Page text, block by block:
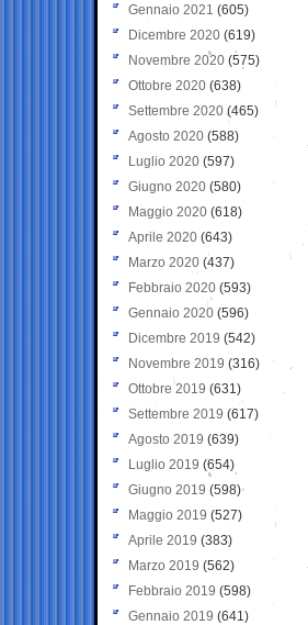
Gennaio 2021 (605)
Dicembre 2020 (619)
Novembre 2020 (575)
Ottobre 2020 (638)
Settembre 2020(465)
Agosto 2020 (588)
Luglio 2020 (597)
Giugno 2020 (580)
Maggio 2020 (618)
Aprile 2020 (643)
Marzo 2020 (437)
Febbraio 2020 (593)
Gennaio 2020 (596)
Dicembre 2019 (542)
Novembre 2019 (316)
Ottobre 2019 (631)
Settembre 2019 (617)
Agosto 2019 (639)
Luglio 2019 (654)
Giugno 2019 (598)
Maggio 2019 (527)
Aprile 2019 (383)
Marzo 2019 (562)
Febbraio 2019 (598)
Gennaio 2019 (641)